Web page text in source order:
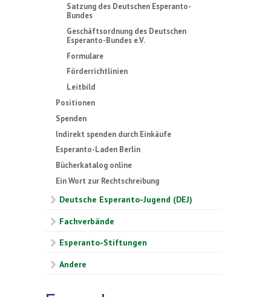
Satzung des Deutschen Esperanto-
Bundes
Geschäftsordnung des Deutschen
Esperanto-Bundes e.V.
Formulare
Förderrichtlinien
Leitbild
Positionen
Spenden
Indirekt spenden durch Einkäufe
Esperanto-Laden Berlin
Bücherkatalog online
Ein Wort zur Rechtschreibung
Deutsche Esperanto-Jugend (DEJ)
Fachverbände
Esperanto-Stiftungen
Andere